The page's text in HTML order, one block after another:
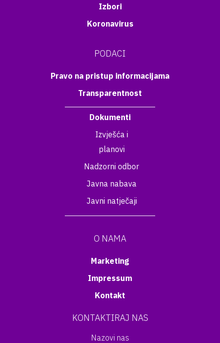
Izbori
Koronavirus
PODACI
Pravo na pristup informacijama
Transparentnost
Dokumenti
Izvješća i
planovi
Nadzorni odbor
Javna nabava
Javni natječaji
O NAMA
Marketing
Impressum
Kontakt
KONTAKTIRAJ NAS
Nazovi nas